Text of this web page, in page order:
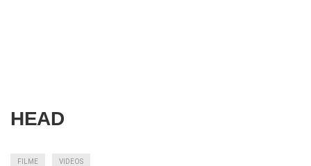
HEAD
FILME VIDEOS